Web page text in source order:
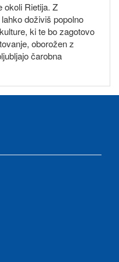
okoli Rietija. Z
doživiš popolno
ki te bo zagotovo
oborožen z
čarobna